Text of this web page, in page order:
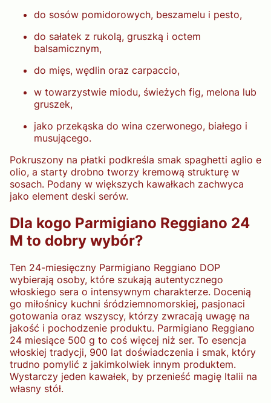
do sosów pomidorowych, beszamelu i pesto,
do sałatek z rukolą, gruszką i octem
balsamicznym,
do mięs, wędlin oraz carpaccio,
w towarzystwie miodu, świeżych fig, melona lub
gruszek,
jako przekąska do wina czerwonego, białego i
musującego.
Pokruszony na płatki podkreśla smak spaghetti aglio e
olio, a starty drobno tworzy kremową strukturę w
sosach. Podany w większych kawałkach zachwyca
jako element deski serów.
Dla kogo Parmigiano Reggiano 24
M to dobry wybór?
Ten 24-miesięczny Parmigiano Reggiano DOP
wybierają osoby, które szukają autentycznego
włoskiego sera o intensywnym charakterze. Docenią
go miłośnicy kuchni śródziemnomorskiej, pasjonaci
gotowania oraz wszyscy, którzy zwracają uwagę na
jakość i pochodzenie produktu. Parmigiano Reggiano
24 miesiące 500 g to coś więcej niż ser. To esencja
włoskiej tradycji, 900 lat doświadczenia i smak, który
trudno pomylić z jakimkolwiek innym produktem.
Wystarczy jeden kawałek, by przenieść magię Italii na
własny stół.